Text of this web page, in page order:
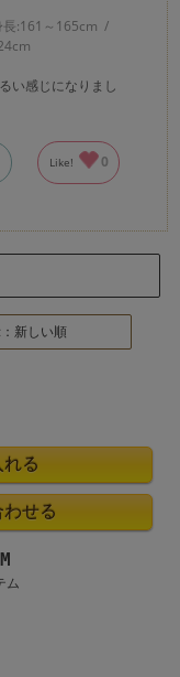
長:161～165cm
い感じになりまし
Like! 0
新しい順
ム